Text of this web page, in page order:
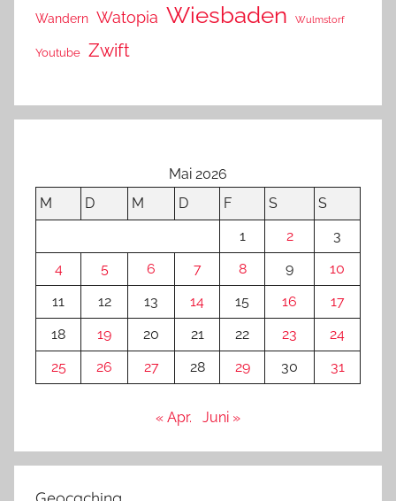
Wandern Watopia Wiesbaden Wulmstorf
Youtube Zwift
Mai 2026
M
D M D F S
S
1
2
3
4
5 6 7 8 9
10
11
12 13 14 15 16
17
18
19 20 21 22 23
24
25
26 27 28 29 30 31
« Apr. Juni »